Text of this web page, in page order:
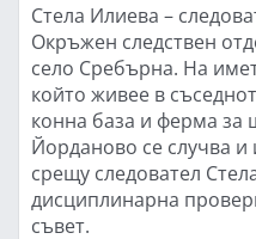
Стела Илиева –
Окръжен следствен
село Сребърна. На
който живее в
конна база и ферма за
Йорданово се случва и
срещу следовател
дисциплинарна
съвет.